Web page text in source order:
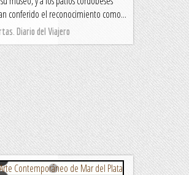
conferido el reconocimiento como...
Diario del Viajero